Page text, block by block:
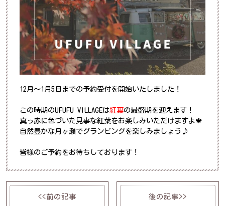
12月～1月5日までの予約受付を開始いたしました！
この時期のUFUFU VILLAGEは紅葉の最盛期を迎えます！
真っ赤に色づいた見事な紅葉をお楽しみいただけますよ🍁
自然豊かな月ヶ瀬でグランピングを楽しみましょう♪
皆様のご予約をお待ちしております！
<<前の記事 後の記事>>